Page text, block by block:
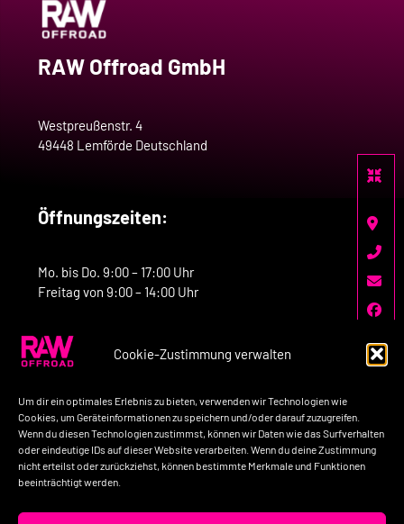
Cookie-Zustimmung verwalten
Um dir ein optimales Erlebnis zu bieten, verwenden wir Technologien wie
Cookies, um Geräteinformationen zu speichern und/oder darauf zuzugreifen.
Wenn du diesen Technologien zustimmst, können wir Daten wie das Surfverhalten
oder eindeutige IDs auf dieser Website verarbeiten. Wenn du deine Zustimmung
nicht erteilst oder zurückziehst, können bestimmte Merkmale und Funktionen
beeinträchtigt werden.
RAW Offroad GmbH
Westpreußenstr. 4
49448 Lemförde Deutschland
Öffnungszeiten:
Mo. bis Do. 9:00 – 17:00 Uhr
Freitag von 9:00 – 14:00 Uhr
Kontakt:
Telefon: +49-160-7758517
E-Mail: kontakt@raw-offroad.de